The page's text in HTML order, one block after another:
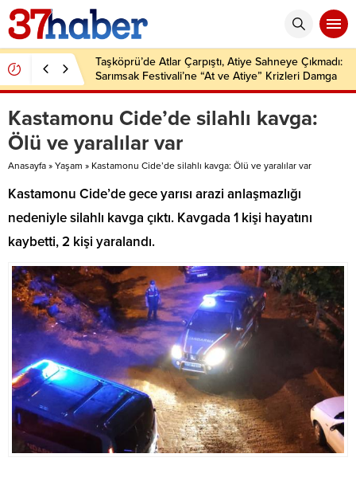
Taşköprü’de Atlar Çarpıştı, Atiye Sahneye Çıkmadı:
Sarımsak Festivali’ne “At ve Atiye” Krizleri Damga
Vurdu!
Kastamonu Cide’de silahlı kavga:
Ölü ve yaralılar var
Anasayfa » Yaşam » Kastamonu Cide’de silahlı kavga: Ölü ve yaralılar var
Kastamonu Cide’de gece yarısı arazi anlaşmazlığı
nedeniyle silahlı kavga çıktı. Kavgada 1 kişi hayatını
kaybetti, 2 kişi yaralandı.